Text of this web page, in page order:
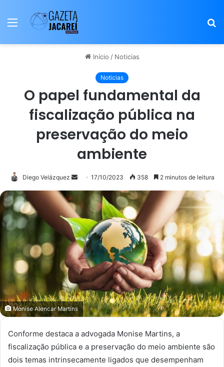
Menu
Início / Noticias
Noticias
O papel fundamental da
fiscalização pública na
preservação do meio
ambiente
Diego Velázquez
Mande
um
mail
17/10/2023 358 2 minutos de leitura
Monise Alencar Martins
Conforme destaca a advogada Monise Martins, a
fiscalização pública e a preservação do meio ambiente são
dois temas intrinsecamente ligados que desempenham